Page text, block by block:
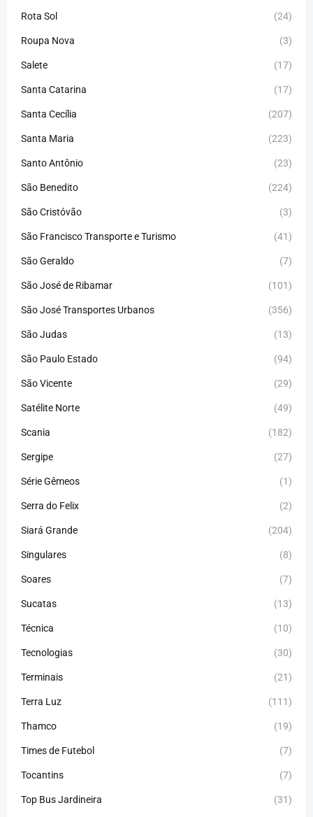
Rota Sol (24)
Roupa Nova (3)
Salete (17)
Santa Catarina (17)
Santa Cecília (207)
Santa Maria (223)
Santo Antônio (23)
São Benedito (224)
São Cristóvão (3)
São Francisco Transporte e Turismo (41)
São Geraldo (7)
São José de Ribamar (101)
São José Transportes Urbanos (356)
São Judas (13)
São Paulo Estado (94)
São Vicente (29)
Satélite Norte (49)
Scania (182)
Sergipe (27)
Série Gêmeos (1)
Serra do Felix (2)
Siará Grande (204)
Singulares (8)
Soares (7)
Sucatas (13)
Técnica (10)
Tecnologias (30)
Terminais (21)
Terra Luz (111)
Thamco (19)
Times de Futebol (7)
Tocantins (7)
Top Bus Jardineira (31)